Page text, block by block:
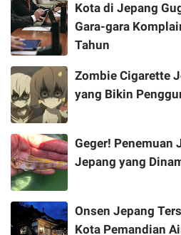
Kota di Jepang
Gara-gara
Tahun
Zombie Cigarette
yang Bikin
Geger! Penemuan
Jepang yang
Onsen Jepang
Kota Pemandian